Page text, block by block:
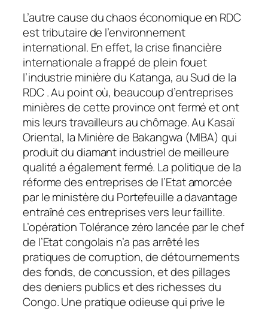
L’autre cause du chaos économique en RDC
est tributaire de l’environnement
international. En effet, la crise financière
internationale a frappé de plein fouet
l’industrie minière du Katanga, au Sud de la
RDC . Au point où, beaucoup d’entreprises
minières de cette province ont fermé et ont
mis leurs travailleurs au chômage. Au Kasaï
Oriental, la Minière de Bakangwa (MIBA) qui
produit du diamant industriel de meilleure
qualité a également fermé. La politique de la
réforme des entreprises de l’Etat amorcée
par le ministère du Portefeuille a davantage
entraîné ces entreprises vers leur faillite.
L’opération Tolérance zéro lancée par le chef
de l’Etat congolais n’a pas arrêté les
pratiques de corruption, de détournements
des fonds, de concussion, et des pillages
des deniers publics et des richesses du
Congo. Une pratique odieuse qui prive le